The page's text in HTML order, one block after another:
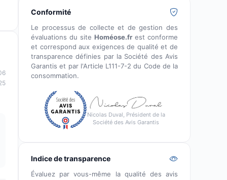
Conformité
Le processus de collecte et de gestion des
évaluations du site Homéose.fr est conforme
et correspond aux exigences de qualité et de
transparence définies par la Société des Avis
Garantis et par l'Article L111-7-2 du Code de la
consommation.
Nicolas Duval, Président de la
Société des Avis Garantis
Indice de transparence
Évaluez par vous-même la qualité des avis